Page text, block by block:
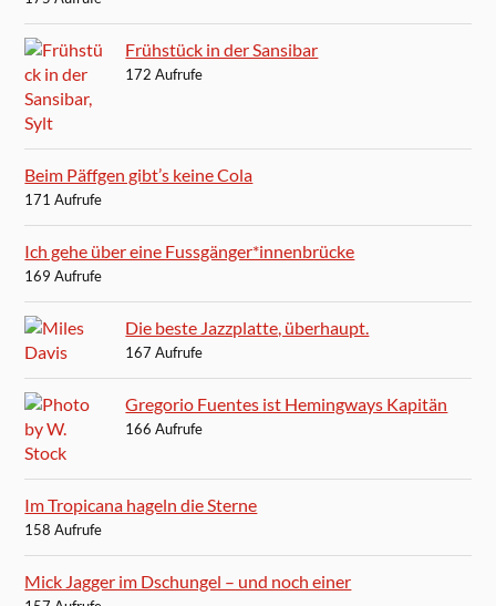
Frühstück in der Sansibar
172 Aufrufe
Beim Päffgen gibt’s keine Cola
171 Aufrufe
Ich gehe über eine Fussgänger*innenbrücke
169 Aufrufe
Die beste Jazzplatte, überhaupt.
167 Aufrufe
Gregorio Fuentes ist Hemingways Kapitän
166 Aufrufe
Im Tropicana hageln die Sterne
158 Aufrufe
Mick Jagger im Dschungel – und noch einer